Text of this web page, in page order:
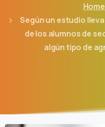
Home
Según un estudio
de los alumnos de
algún tipo de